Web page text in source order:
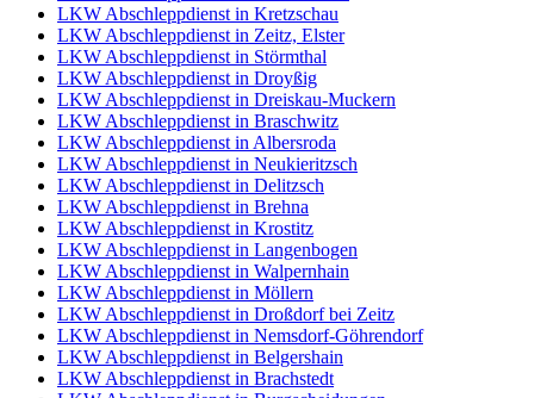
LKW Abschleppdienst in Kretzschau
LKW Abschleppdienst in Zeitz, Elster
LKW Abschleppdienst in Störmthal
LKW Abschleppdienst in Droyßig
LKW Abschleppdienst in Dreiskau-Muckern
LKW Abschleppdienst in Braschwitz
LKW Abschleppdienst in Albersroda
LKW Abschleppdienst in Neukieritzsch
LKW Abschleppdienst in Delitzsch
LKW Abschleppdienst in Brehna
LKW Abschleppdienst in Krostitz
LKW Abschleppdienst in Langenbogen
LKW Abschleppdienst in Walpernhain
LKW Abschleppdienst in Möllern
LKW Abschleppdienst in Droßdorf bei Zeitz
LKW Abschleppdienst in Nemsdorf-Göhrendorf
LKW Abschleppdienst in Belgershain
LKW Abschleppdienst in Brachstedt